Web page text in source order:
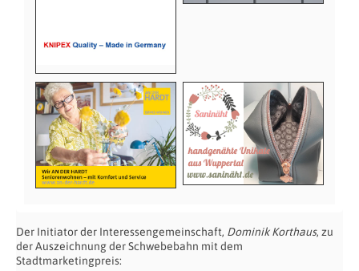
Der Initiator der Interessengemeinschaft, Dominik Korthaus, zu
der Auszeichnung der Schwebebahn mit dem
Stadtmarketingpreis: